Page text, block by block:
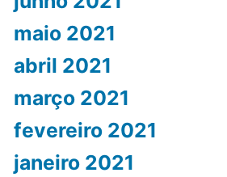
maio 2021
abril 2021
março 2021
fevereiro 2021
janeiro 2021